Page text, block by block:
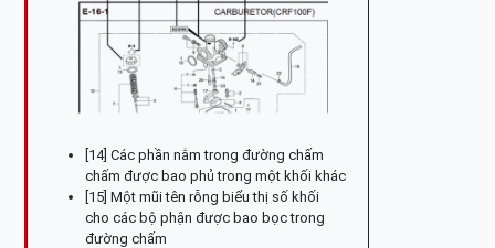
[14] Các phần nằm trong đường chấm
chấm được bao phủ trong một khối khác
[15] Một mũi tên rỗng biểu thị số khối
cho các bộ phận được bao bọc trong
đường chấm